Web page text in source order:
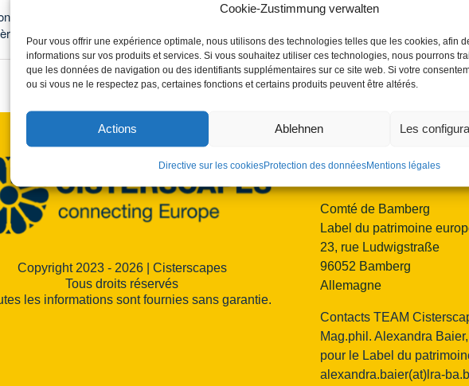
Cookie-Zustimmung verwalten
Pour vous offrir une expérience optimale, nous utilisons des technologies telles que les cookies, afin
informations sur vos produits et services. Si vous souhaitez utiliser ces technologies, nous pourrons
que les données de navigation ou des identifiants supplémentaires sur ce site web. Si votre
ou si vous ne le respectez pas, certaines fonctions et certains produits peuvent être altérés.
Actions Ablehnen Les
Directive sur les cookiesProtection des donnéesMentions légales
de Doberan
Ebrach : Journée du goût et ouverture du centre
d’information « Paysage cistercien ».
Copyright 2023 - 2026 | Cisterscapes
Tous droits réservés
les informations sont fournies sans garantie.
Contact :
Comté de Bamberg
Label du patrimoine
23, rue Ludwigstraße
96052 Bamberg
Allemagne
Contacts TEAM
Mag.phil. Alexandra
pour le Label du
alexandra.baier(at)lra-